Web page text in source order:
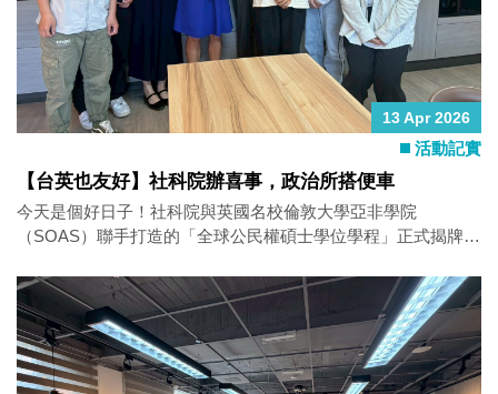
不是傳統印象中只是埋頭讀書的學生。這裡的博士生，是在研
究與實踐中慢慢長出自己的研究者，是能夠對國內外公共事務
提供觀點、提供解方的人。他們不是被動地接受知識，而開始
學著主動輸出，和教授們一起，成為世界各地那些機構願意來
敲門時，我們能夠給出回應的原因之一。 小故事：這個承載了
無數對話與記憶的大交誼廳，其實是在2019年11月，由時任所
長劉正山教授所推動的改造工程，也是許多人一點一滴累積資
源、共同努力才得以實現的。有興趣的朋友，歡迎點開連結前
後對比看看。
https://ips.nsysu.edu.tw/assets/files/20200830171017.pdf
13 Apr 2026
活動記實
【台英也友好】社科院辦喜事，政治所搭便車
今天是個好日子！社科院與英國名校倫敦大學亞非學院
（SOAS）聯手打造的「全球公民權碩士學位學程」正式揭牌成
靈唷。揭牌儀式特別邀請到英國在台辦事處政治新聞署署長何
泰曦（Natasha Harrington）共襄盛舉，典禮結束後，她一點都
不想走，熱情地與政治所師生繼續互動。 新聞：
https://news.ltn.com.tw/news/Kaohsiung/breakingnews/5402290
泰曦真的像鄰家大姊姊一樣親切，積極把台灣的足跡從北到南